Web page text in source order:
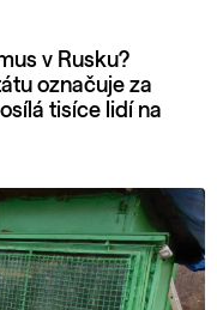
v Rusku?
označuje za
tisíce lidí na